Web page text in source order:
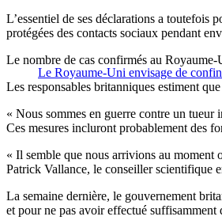
L’essentiel de ses déclarations a toutefois
protégées des contacts sociaux pendant
Le Royaume-Uni envisage de
Le nombre de cas confirmés au
Les responsables britanniques estiment
« Nous sommes en guerre contre un
Ces mesures incluront probablement des
« Il semble que nous arrivions au moment
Patrick Vallance, le conseiller scientifique
La semaine dernière, le gouvernement
et pour ne pas avoir effectué suffisamment